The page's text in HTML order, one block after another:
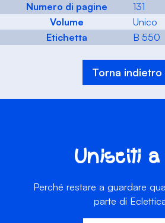
Numero di pagine
131
Volume
Unico
Etichetta
B 550
Torna
Unisciti a
Perché restare a guardare
parte di